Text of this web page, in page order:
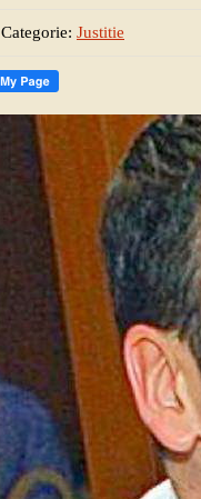
Categorie: Justitie